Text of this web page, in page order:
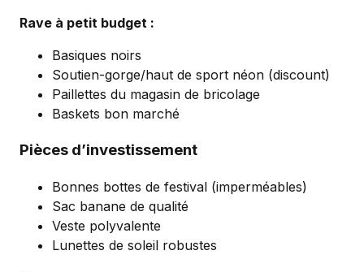
Rave à petit budget :
Basiques noirs
Soutien-gorge/haut de sport néon (discount)
Paillettes du magasin de bricolage
Baskets bon marché
Pièces d’investissement
Bonnes bottes de festival (imperméables)
Sac banane de qualité
Veste polyvalente
Lunettes de soleil robustes